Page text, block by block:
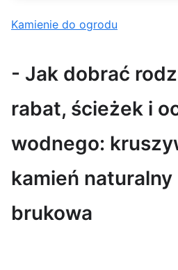
Kamienie do ogrodu
- Jak dobrać
rabat, ścieżek i
wodnego:
kamień naturalny
brukowa